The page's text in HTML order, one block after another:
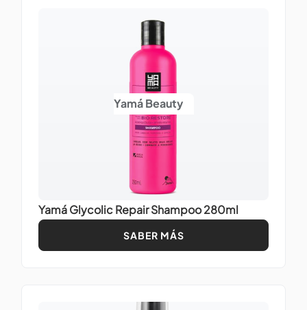
Yamá Beauty
Yamá Glycolic Repair Shampoo 280ml
SABER MÁS